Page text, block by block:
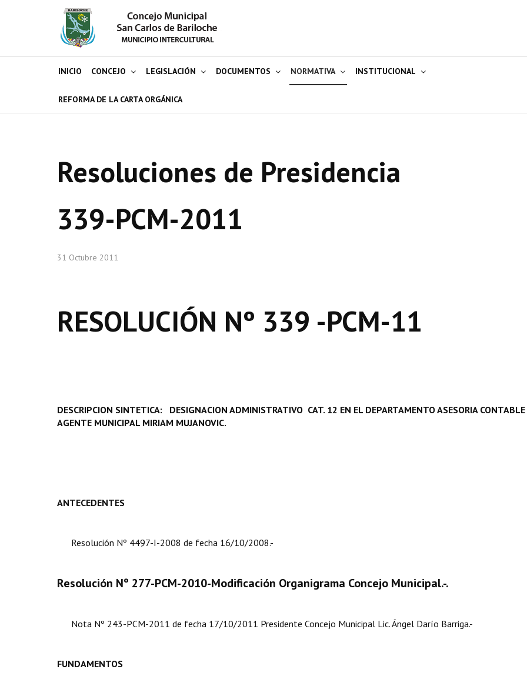
INICIO CONCEJO LEGISLACIÓN DOCUMENTOS NORMATIVA INSTITUCIONAL
REFORMA DE LA CARTA ORGÁNICA
Resoluciones de Presidencia
339-PCM-2011
31 Octubre 2011
RESOLUCIÓN Nº 339 -PCM-11
DESCRIPCION SINTETICA: DESIGNACION ADMINISTRATIVO  CAT. 12 EN EL DEPARTAMENTO ASESORIA
AGENTE MUNICIPAL MIRIAM MUJANOVIC.
ANTECEDENTES
Resolución Nº 4497-I-2008 de fecha 16/10/2008.-
Resolución Nº 277-PCM-2010-Modificación Organigrama Concejo Municipal.-.
Nota Nº 243-PCM-2011 de fecha 17/10/2011 Presidente Concejo Municipal Lic. Ángel Darío Barriga.-
FUNDAMENTOS